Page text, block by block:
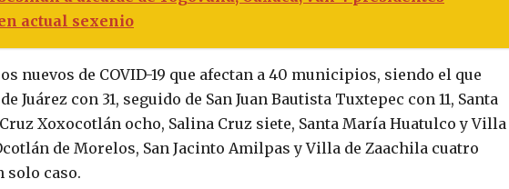
actual sexenio
nuevos de COVID-19 que afectan a 40 municipios, siendo el que
Juárez con 31, seguido de San Juan Bautista Tuxtepec con 11, Santa
Xoxocotlán ocho, Salina Cruz siete, Santa María Huatulco y Villa
de Morelos, San Jacinto Amilpas y Villa de Zaachila cuatro
solo caso.